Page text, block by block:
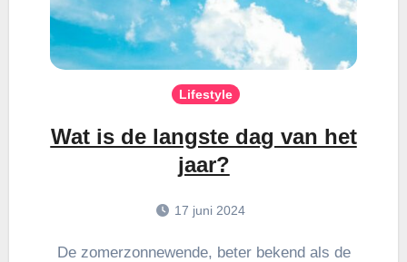
Lifestyle
Wat is de langste dag van het
jaar?
17 juni 2024
De zomerzonnewende, beter bekend als de